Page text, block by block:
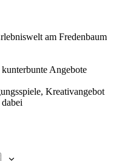
am Fredenbaum
Angebote
Kreativangebot